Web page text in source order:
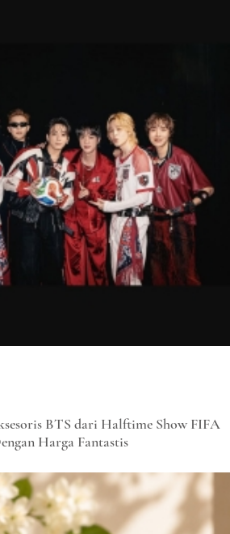
BTS dari Halftime Show FIFA
Harga Fantastis